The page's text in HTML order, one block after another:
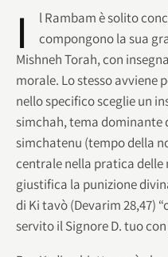
I
l Rambam è solito
compongono la sua
Mishneh Torah, con
morale. Lo stesso avviene
nello specifico sceglie un
simchah, tema dominante
simchatenu (tempo della
centrale nella pratica delle
giustifica la punizione
di Ki tavò (Devarim 28,47)
servito il Signore D. tuo